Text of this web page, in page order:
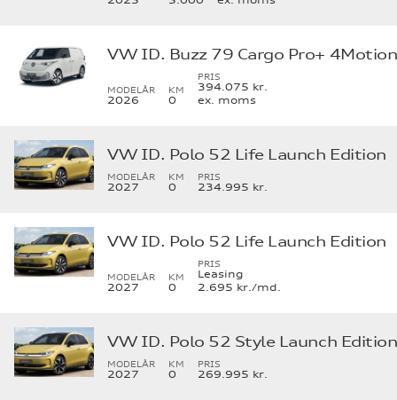
VW ID. Buzz 79 Cargo Pro+ 4Motion
MODELÅR
2026
KM
0
PRIS
394.075 kr.
ex. moms
VW ID. Polo 52 Life Launch Edition
MODELÅR
2027
KM
0
PRIS
234.995 kr.
VW ID. Polo 52 Life Launch Edition
MODELÅR
2027
KM
0
PRIS
Leasing
2.695 kr./md.
VW ID. Polo 52 Style Launch Edition
MODELÅR
2027
KM
0
PRIS
269.995 kr.